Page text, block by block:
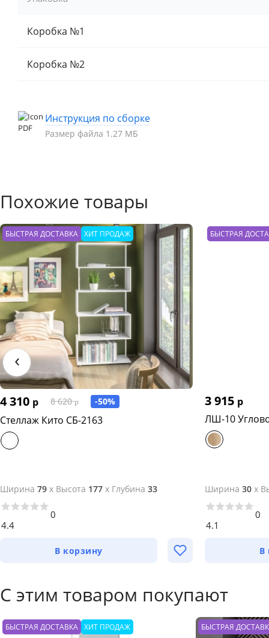
Коробка №1
Коробка №2
Инструкция по сборке
Размер файла 1.27 МБ
Похожие товары
БЫСТРАЯ ДОСТАВКА ХИТ ПРОДАЖ
4 310 р 8 620 р -50%
Стеллаж Кито СБ-2163
Ширина 79 x Высота 177 x Глубина 33
4.4
0
В корзину
БЫСТРАЯ
3 915 р
ЛШ-10
Ширина 30 x
4.1
0
В
‹
С этим товаром покупают
БЫСТРАЯ ДОСТАВКА ХИТ ПРОДАЖ БЫСТРАЯ